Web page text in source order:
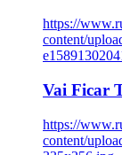
https://
content/
Vai Ficar
https://
content/